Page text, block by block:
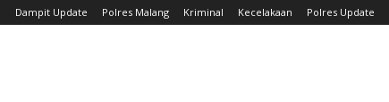
Dampit Update Polres Malang Kriminal Kecelakaan Polres Update